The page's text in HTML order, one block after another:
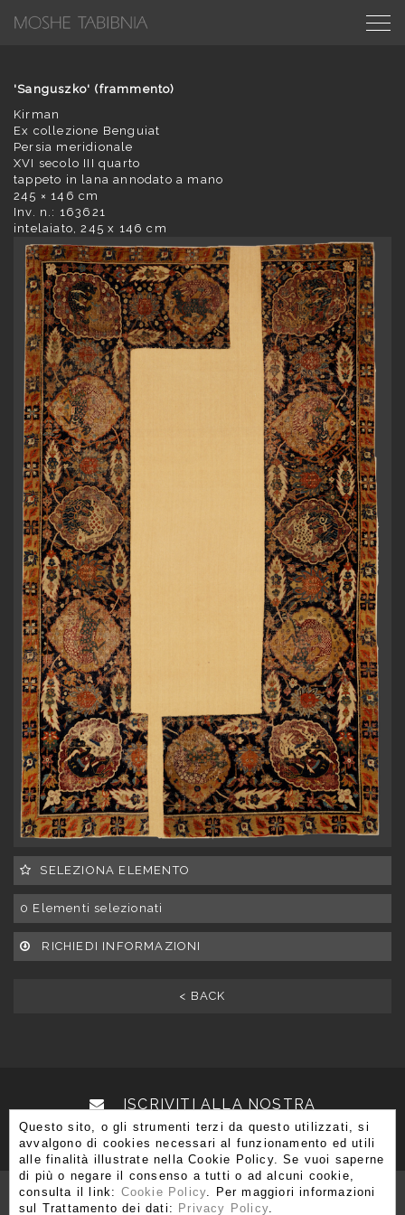
'Sanguszko' (frammento)
Kirman
Ex collezione Benguiat
Persia meridionale
XVI secolo III quarto
tappeto in lana annodato a mano
245 × 146 cm
Inv. n.: 163621
intelaiato, 245 x 146 cm
SELEZIONA ELEMENTO
0 Elementi selezionati
RICHIEDI INFORMAZIONI
< BACK
ISCRIVITI ALLA NOSTRA
NEWSLETTER
Questo sito, o gli strumenti terzi da questo utilizzati, si
avvalgono di cookies necessari al funzionamento ed utili
alle finalità illustrate nella Cookie Policy. Se vuoi saperne
di più o negare il consenso a tutti o ad alcuni cookie,
consulta il link: Cookie Policy. Per maggiori informazioni
sul Trattamento dei dati: Privacy Policy.